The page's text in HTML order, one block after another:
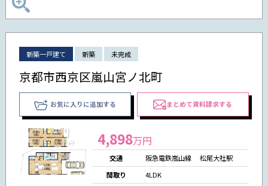
新築一戸建て 新築 未完成
京都市西京区嵐山宮ノ北町
お気に入りに追加する まとめて資料請求する
4,898万円
交通
阪急電鉄嵐山線 松尾大社駅
間取り
4LDK